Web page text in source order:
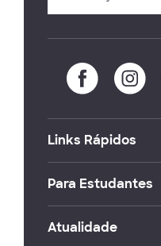
Links Rápidos
Para Estudantes
Atualidade